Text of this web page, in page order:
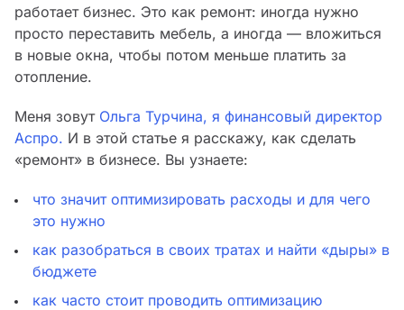
работает бизнес. Это как ремонт: иногда нужно
просто переставить мебель, а иногда — вложиться
в новые окна, чтобы потом меньше платить за
отопление.
Меня зовут Ольга Турчина, я финансовый директор
Аспро. И в этой статье я расскажу, как сделать
«ремонт» в бизнесе. Вы узнаете:
что значит оптимизировать расходы и для чего
это нужно
как разобраться в своих тратах и найти «дыры» в
бюджете
как часто стоит проводить оптимизацию